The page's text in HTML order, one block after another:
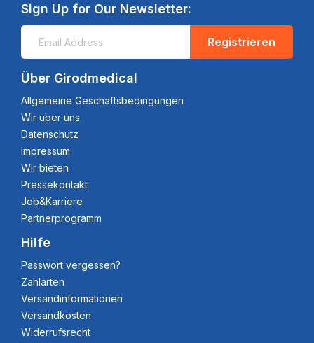
Sign Up for Our Newsletter:
Registrieren
Über Girodmedical
Allgemeine Geschäftsbedingungen
Wir über uns
Datenschutz
Impressum
Wir bieten
Pressekontakt
Job&Karriere
Partnerprogramm
Hilfe
Passwort vergessen?
Zahlarten
Versandinformationen
Versandkosten
Widerrufsrecht